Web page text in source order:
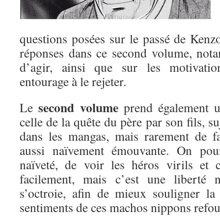
questions posées sur le passé de
réponses dans ce second volume,
d’agir, ainsi que sur les
entourage à le rejeter.
Lesecond volumeprend également
celle de la quête du père par son fils,
dans les mangas, mais rarement de
aussi naïvement émouvante. On
naïveté, de voir les héros virils et
facilement, mais c’est une liberté
s’octroie, afin de mieux souligner la
sentiments de ces machos nippons